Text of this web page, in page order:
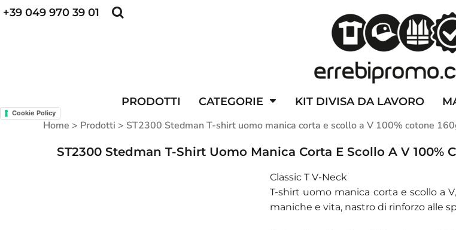
+39 049 970 39 01
PRODOTTI CATEGORIE KIT DIVISA DA LAVORO
Cookie Policy
Home > Prodotti > ST2300 Stedman T-shirt uomo manica corta e scollo a V 100% cotone
ST2300 Stedman T-Shirt Uomo Manica Corta E Scollo A V 100%
Classic T V-Neck
T-shirt uomo manica corta e scollo a
maniche e vita, nastro di rinforzo alle
PRODOTTI
MAGLIETTE PERSONALIZZATE
CONTATTI
ACCESSO
POLO PERSONALIZZATE
DIVISE RISTORAZIONE
POLO PERSONALIZZATE CAPPELLINI PERSONALIZZATI